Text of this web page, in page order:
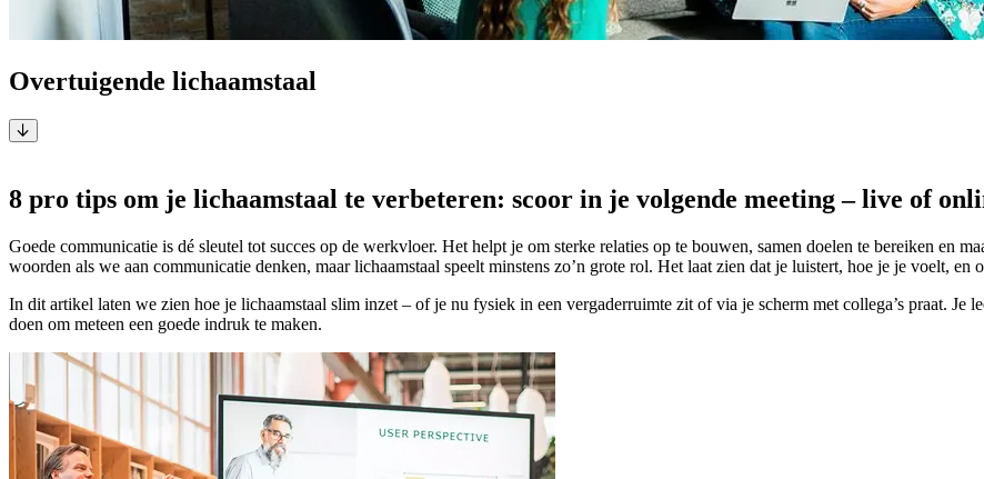
Overtuigende lichaamstaal
8 pro tips om je lichaamstaal te verbeteren: scoor in je volgende meeting – live of
Goede communicatie is dé sleutel tot succes op de werkvloer. Het helpt je om sterke relaties op te bouwen, samen doelen te bereiken en
woorden als we aan communicatie denken, maar lichaamstaal speelt minstens zo’n grote rol. Het laat zien dat je luistert, hoe je je voelt, en
In dit artikel laten we zien hoe je lichaamstaal slim inzet – of je nu fysiek in een vergaderruimte zit of via je scherm met collega’s praat. Je
doen om meteen een goede indruk te maken.